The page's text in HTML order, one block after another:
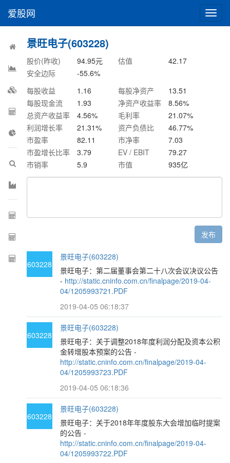
切
换
爱股网
景旺电子(603228)
股价(昨收) 94.95元 估值
42.17
安全边际
-55.6%
每股收益
1.16 每股净资产
13.51
每股现金流
1.93 净资产收益率 8.56%
总资产收益率
4.56% 毛利率 21.07%
利润增长率
21.31% 资产负债比 46.77%
市盈率
82.11 市净率
7.03
市盈增长比率
3.79 EV / EBIT
79.27
市销率
5.9 市值 935亿
发布
603228
景旺电子(603228)
景旺电子：第二届董事会第二十八次会议决议公告
- http://static.cninfo.com.cn/finalpage/2019-04-
04/1205993721.PDF
2019-04-05 06:18:37
603228
景旺电子(603228)
景旺电子：关于调整2018年度利润分配及资本公积
金转增股本预案的公告 -
http://static.cninfo.com.cn/finalpage/2019-04-
04/1205993723.PDF
2019-04-05 06:18:36
603228
景旺电子(603228)
景旺电子：关于2018年年度股东大会增加临时提案
的公告 -
http://static.cninfo.com.cn/finalpage/2019-04-
04/1205993722.PDF